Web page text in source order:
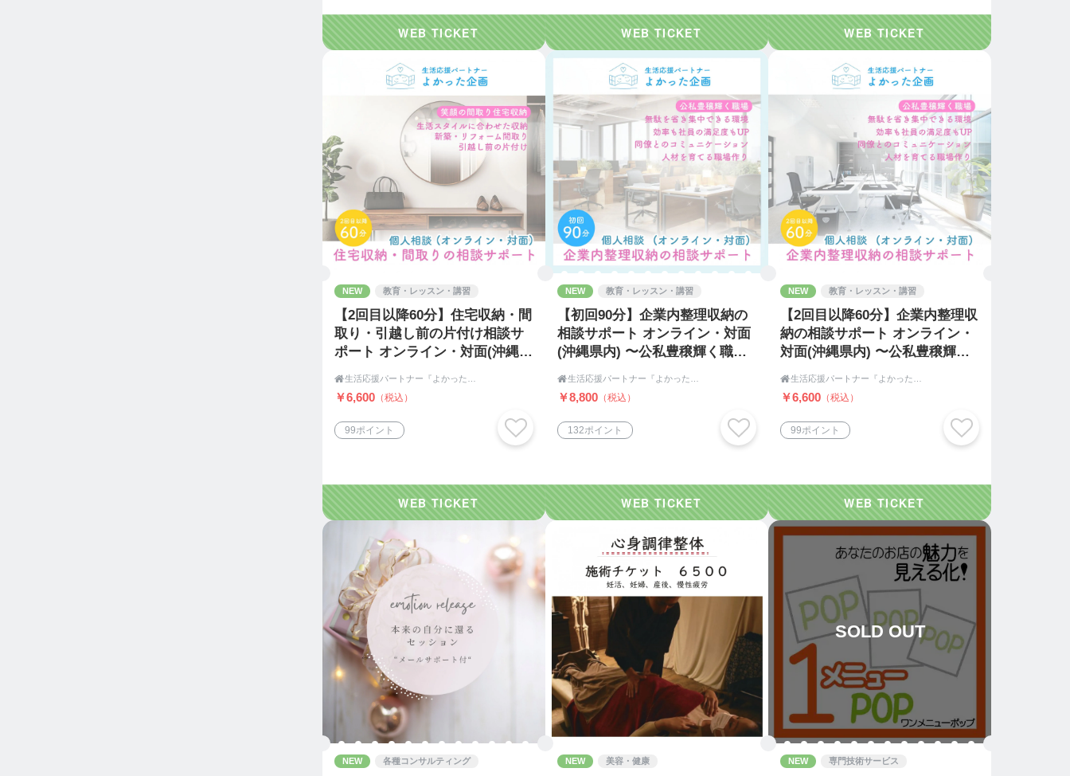
NEW 教育・レッスン・講習
【2回目以降60分】住宅収納・間
取り・引越し前の片付け相談サ
ポート オンライン・対面(沖縄県

￥6,600 （税込）
99ポイント
NEW 教育・レッスン・講習
【初回90分】企業内整理収納の
相談サポート オンライン・対面
(沖縄県内) 〜公私豊穣輝く職

￥8,800 （税込）
132ポイント
NEW 教育・レッスン・講習
【2回目以降60分】企業内整理収
納の相談サポート オンライン・
対面(沖縄県内) 〜公私豊穣輝く

￥6,600 （税込）
99ポイント
NEW 各種コンサルティング NEW 美容・健康
SOLD OUT
NEW 専門技術サービス